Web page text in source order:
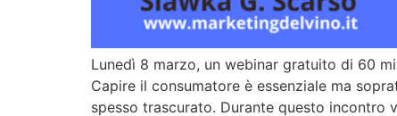
Lunedì 8 marzo, un webinar gratuito di 60
Capire il consumatore è essenziale ma
spesso trascurato. Durante questo incontro